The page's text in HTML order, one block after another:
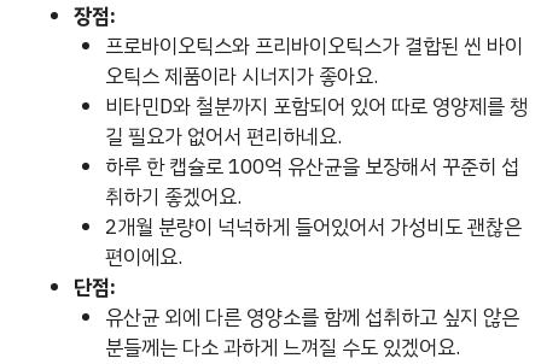
장점:
프로바이오틱스와 프리바이오틱스가 결합된 씬 바이
오틱스 제품이라 시너지가 좋아요.
비타민D와 철분까지 포함되어 있어 따로 영양제를 챙
길 필요가 없어서 편리하네요.
하루 한 캡슐로 100억 유산균을 보장해서 꾸준히 섭
취하기 좋겠어요.
2개월 분량이 넉넉하게 들어있어서 가성비도 괜찮은
편이에요.
단점:
유산균 외에 다른 영양소를 함께 섭취하고 싶지 않은
분들께는 다소 과하게 느껴질 수도 있겠어요.